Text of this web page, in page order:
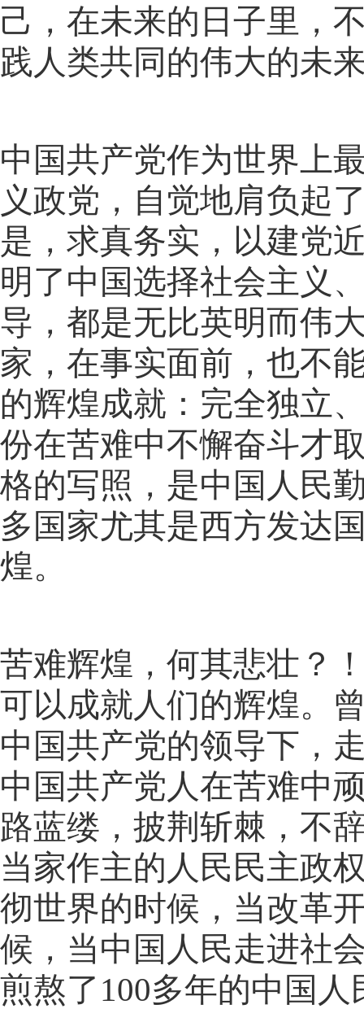
己，在未来的日子里，
践人类共同的伟大的未
中国共产党作为世界上
义政党，自觉地肩负起
是，求真务实，以建党
明了中国选择社会主义
导，都是无比英明而伟
家，在事实面前，也不
的辉煌成就：完全独立
份在苦难中不懈奋斗才
格的写照，是中国人民
多国家尤其是西方发达
煌。
苦难辉煌，何其悲壮？
可以成就人们的辉煌。
中国共产党的领导下，
中国共产党人在苦难中
路蓝缕，披荆斩棘，不
当家作主的人民民主政
彻世界的时候，当改革
候，当中国人民走进社
煎熬了100多年的中国